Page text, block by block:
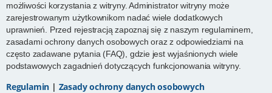
możliwości korzystania z witryny. Administrator witryny może
zarejestrowanym użytkownikom nadać wiele dodatkowych
uprawnień. Przed rejestracją zapoznaj się z naszym regulaminem,
zasadami ochrony danych osobowych oraz z odpowiedziami na
często zadawane pytania (FAQ), gdzie jest wyjaśnionych wiele
podstawowych zagadnień dotyczących funkcjonowania witryny.
Regulamin | Zasady ochrony danych osobowych